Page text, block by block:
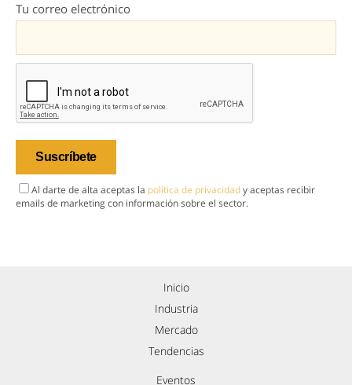
Tu correo electrónico
Al darte de alta aceptas la política de privacidady aceptas recibir
emails de marketing con información sobre el sector.
Inicio
Industria
Mercado
Tendencias
Eventos